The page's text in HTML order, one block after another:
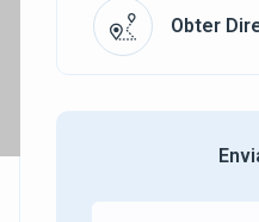
Obter